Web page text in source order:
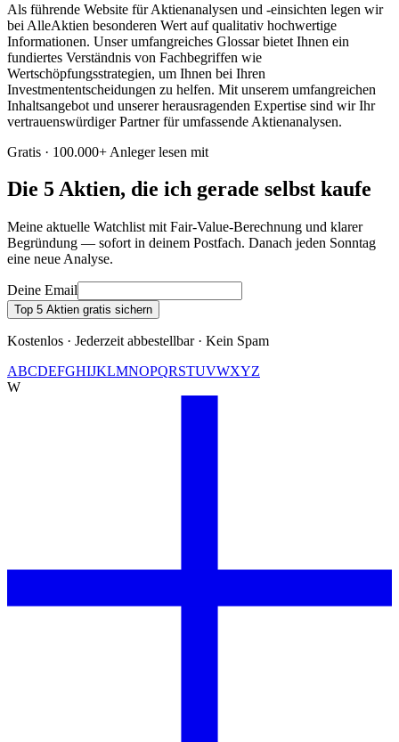
Als führende Website für Aktienanalysen und -einsichten legen wir
bei AlleAktien besonderen Wert auf qualitativ hochwertige
Informationen. Unser umfangreiches Glossar bietet Ihnen ein
fundiertes Verständnis von Fachbegriffen wie
Wertschöpfungsstrategien, um Ihnen bei Ihren
Investmententscheidungen zu helfen. Mit unserem umfangreichen
Inhaltsangebot und unserer herausragenden Expertise sind wir Ihr
vertrauenswürdiger Partner für umfassende Aktienanalysen.
Gratis · 100.000+ Anleger lesen mit
Die 5 Aktien, die ich gerade selbst kaufe
Meine aktuelle Watchlist mit Fair-Value-Berechnung und klarer
Begründung — sofort in deinem Postfach. Danach jeden Sonntag
eine neue Analyse.
Deine Email
Top 5 Aktien gratis sichern
Kostenlos · Jederzeit abbestellbar · Kein Spam
ABCDEFGHIJKLMNOPQRSTUVWXYZ
W